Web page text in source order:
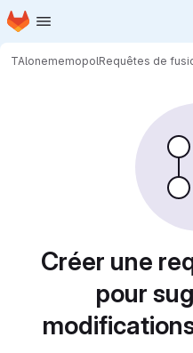
Passer au contenu principal
Page d'accueil
TAlonememopolRequêtes de
Créer une
pour